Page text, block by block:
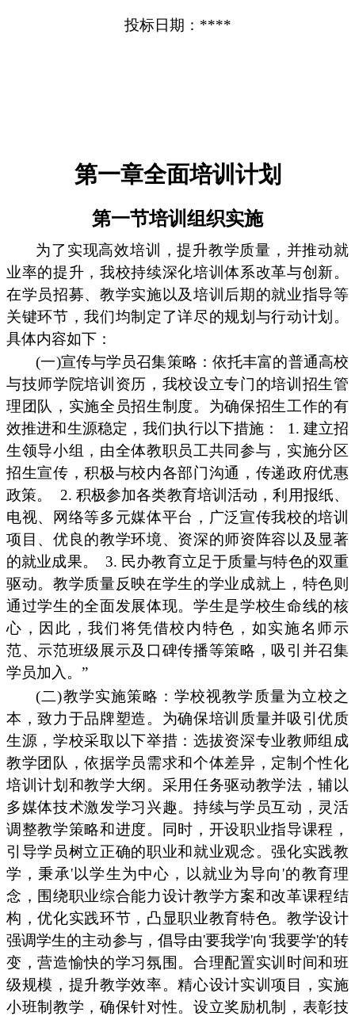
投标日期：****
第一章全面培训计划
第一节培训组织实施
为了实现高效培训，提升教学质量，并推动就
业率的提升，我校持续深化培训体系改革与创新。
在学员招募、教学实施以及培训后期的就业指导等
关键环节，我们均制定了详尽的规划与行动计划。
具体内容如下：
(一)宣传与学员召集策略：依托丰富的普通高校
与技师学院培训资历，我校设立专门的培训招生管
理团队，实施全员招生制度。为确保招生工作的有
效推进和生源稳定，我们执行以下措施：
1. 建立招
生领导小组，由全体教职员工共同参与，实施分区
招生宣传，积极与校内各部门沟通，传递政府优惠
政策。
2. 积极参加各类教育培训活动，利用报纸、
电视、网络等多元媒体平台，广泛宣传我校的培训
项目、优良的教学环境、资深的师资阵容以及显著
的就业成果。
3. 民办教育立足于质量与特色的双重
驱动。教学质量反映在学生的学业成就上，特色则
通过学生的全面发展体现。学生是学校生命线的核
心，因此，我们将凭借校内特色，如实施名师示
范、示范班级展示及口碑传播等策略，吸引并召集
学员加入。”
(二)教学实施策略：学校视教学质量为立校之
本，致力于品牌塑造。为确保培训质量并吸引优质
生源，学校采取以下举措：选拔资深专业教师组成
教学团队，依据学员需求和个体差异，定制个性化
培训计划和教学大纲。采用任务驱动教学法，辅以
多媒体技术激发学习兴趣。持续与学员互动，灵活
调整教学策略和进度。同时，开设职业指导课程，
引导学员树立正确的职业和就业观念。强化实践教
学，秉承'以学生为中心，以就业为导向'的教育理
念，围绕职业综合能力设计教学方案和改革课程结
构，优化实践环节，凸显职业教育特色。教学设计
强调学生的主动参与，倡导由'要我学'向'我要学'的转
变，营造愉快的学习氛围。合理配置实训时间和班
级规模，提升教学效率。精心设计实训项目，实施
小班制教学，确保针对性。设立奖励机制，表彰技